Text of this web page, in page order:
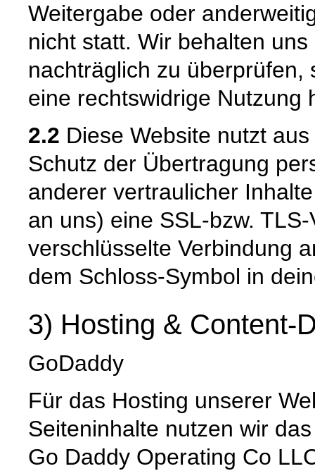
Weitergabe oder
nicht statt. Wir behalten
nachträglich zu überprüfen,
eine rechtswidrige Nutzung
2.2 Diese Website nutzt
Schutz der Übertragung
anderer vertraulicher
an uns) eine SSL-bzw.
verschlüsselte Verbindung
dem Schloss-Symbol in
3) Hosting & Content-
GoDaddy
Für das Hosting unserer
Seiteninhalte nutzen wir
Go Daddy Operating Co